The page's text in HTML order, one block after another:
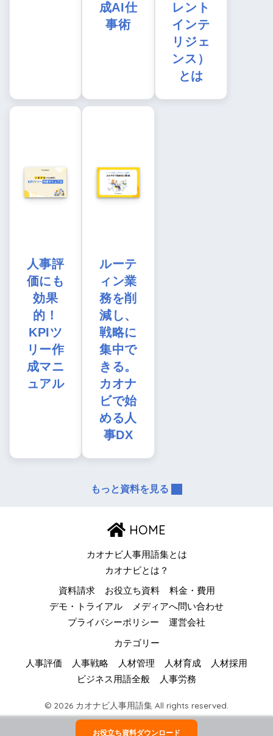
成AI仕
事術
レント
インテ
リジェ
ンス）
とは
人事評
価にも
効果
的！
KPIツ
リー作
成マニ
ュアル
ルーテ
ィン業
務を削
減し、
戦略に
集中で
きる。
カオナ
ビで始
める人
事DX
もっと資料を見る
HOME
カオナビ人事用語集とは
カオナビとは？
資料請求 お役立ち資料
料金・費用
デモ・トライアル
メディアへ問い合わせ
プライバシーポリシー
運営会社
カテゴリー
人事評価 人事戦略 人材管理 人材育成
人材採用
ビジネス用語全般
人事労務
© 2026 カオナビ人事用語集 All rights reserved.
お役立ち資料ダウンロード